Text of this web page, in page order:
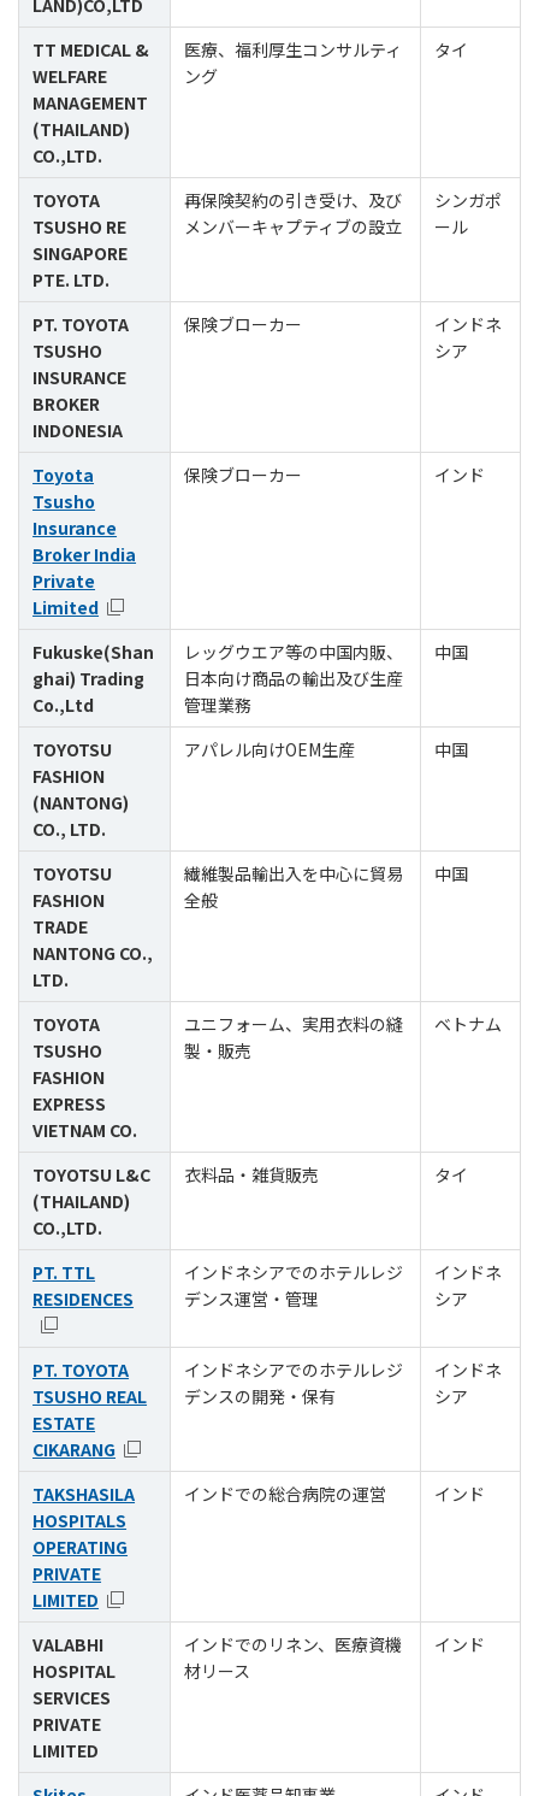
LAND)CO,LTD
TT MEDICAL &
WELFARE
MANAGEMENT
(THAILAND)
CO.,LTD.
医療、福利厚生コンサルティ
ング
タイ
TOYOTA
TSUSHO RE
SINGAPORE
PTE. LTD.
再保険契約の引き受け、及び
メンバーキャプティブの設立
シンガポ
ール
PT. TOYOTA
TSUSHO
INSURANCE
BROKER
INDONESIA
保険ブローカー
インドネ
シア
Toyota
Tsusho
Insurance
Broker India
Private
Limited
保険ブローカー インド
Fukuske(Shan
ghai) Trading
Co.,Ltd
レッグウエア等の中国内販、
日本向け商品の輸出及び生産
管理業務
中国
TOYOTSU
FASHION
(NANTONG)
CO., LTD.
アパレル向けOEM生産 中国
TOYOTSU
FASHION
TRADE
NANTONG CO.,
LTD.
繊維製品輸出入を中心に貿易
全般
中国
TOYOTA
TSUSHO
FASHION
EXPRESS
VIETNAM CO.
ユニフォーム、実用衣料の縫
製・販売
ベトナム
TOYOTSU L&C
(THAILAND)
CO.,LTD.
衣料品・雑貨販売 タイ
PT. TTL
RESIDENCES
インドネシアでのホテルレジ
デンス運営・管理
インドネ
シア
PT. TOYOTA
TSUSHO REAL
ESTATE
CIKARANG
インドネシアでのホテルレジ
デンスの開発・保有
インドネ
シア
TAKSHASILA
HOSPITALS
OPERATING
PRIVATE
LIMITED
インドでの総合病院の運営 インド
VALABHI
HOSPITAL
SERVICES
PRIVATE
LIMITED
インドでのリネン、医療資機
材リース
インド